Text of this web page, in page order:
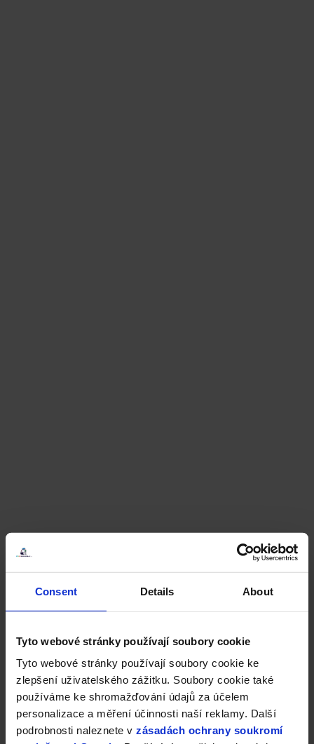
Consent Details About
Tyto webové stránky používají soubory cookie
Tyto webové stránky používají soubory cookie ke
zlepšení uživatelského zážitku. Soubory cookie také
používáme ke shromažďování údajů za účelem
personalizace a měření účinnosti naší reklamy. Další
podrobnosti naleznete v zásadách ochrany soukromí